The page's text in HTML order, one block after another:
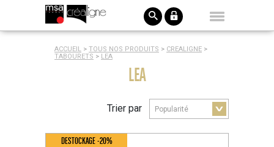
ACCUEIL > TOUS NOS PRODUITS > CREALIGNE >
TABOURETS > LEA
LEA
Trier par
DESTOCKAGE -20%